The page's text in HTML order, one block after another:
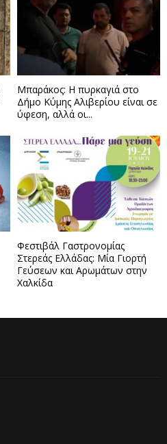
Μπαράκος: Η πυρκαγιά στο
Δήμο Κύμης Αλιβερίου είναι σε
ύφεση, αλλά οι...
Φεστιβάλ Γαστρονομίας
Στερεάς Ελλάδας: Μία Γιορτή
Γεύσεων και Αρωμάτων στην
Χαλκίδα